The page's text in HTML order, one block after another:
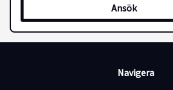
Svenska eller engelska i tal
Trygg anställning i ett stabilt företag
Ansök
Navigera